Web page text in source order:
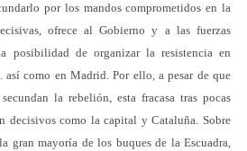
por los mandos comprometidos en la
ofrece al Gobierno y a las fuerzas
posibilidad de organizar la resistencia en
así como en Madrid. Por ello, a pesar de que
la rebelión, esta fracasa tras pocas
decisivos como la capital y Cataluña. Sobre
gran mayoría de los buques de la Escuadra,